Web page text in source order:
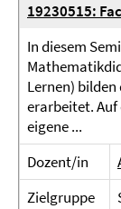
19230515:
In diesem
Lernen)
erarbeitet.
eigene ...
Dozent/in
Zielgruppe